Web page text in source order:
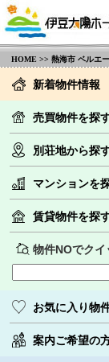
HOME >> 熱海市 ベルエ
新着物件情報
売買物件を探
別荘地から探
マンションを
賃貸物件を探
物件NOでクイ
お気に入り物
案内ご希望の